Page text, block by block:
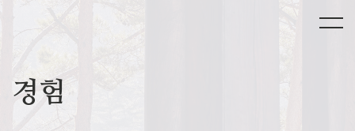
경험